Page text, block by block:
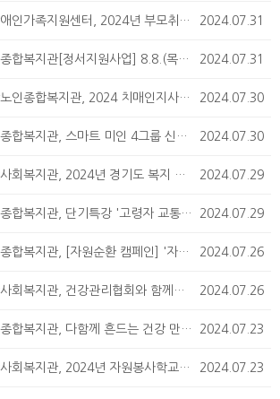
2024.07.31
터, 2024년 부모취미지원 '제과제빵활동' 참여자 모집 안내
2024.07.31
지관[정서지원사업] 8.8.(목) 교양교실 안내
2024.07.30
치매인지사업 한국에자이와 함께하는 뇌건강학교 참여자 모집
2024.07.30
지관, 스마트 미인 4그룹 신청접수 안내
2024.07.29
년 경기도 복지 사각지대 건강검진 지원사업 안내
2024.07.29
관, 단기특강 '고령자 교통안전교육' 참여자 모집
2024.07.26
관, [자원순환 캠페인] '자원순환 Week' 진행안내
2024.07.26
강관리협회와 함께하는 '동맥경화도 검사' 신청자 모집
2024.07.23
지관, 다함께 흔드는 건강 만보기 참여자 모집
2024.07.23
년 자원봉사학교(여름방학편) Porest Academy 참여자 모집